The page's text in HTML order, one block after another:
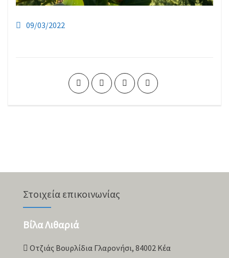
09/03/2022
Στοιχεία επικοινωνίας
Βίλα Λιθαριά
Οτζιάς Βουρλίδια Γλαρονήσι, 84002 Κέα